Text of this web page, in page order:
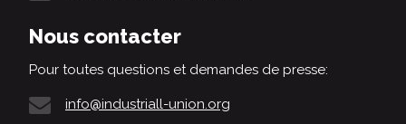
Nous contacter
Pour toutes questions et demandes de presse:
info@industriall-union.org